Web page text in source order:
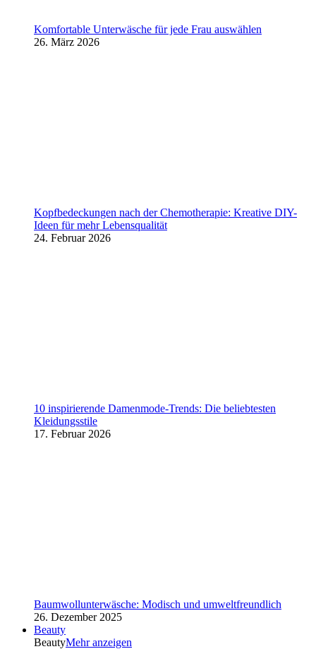
Komfortable Unterwäsche für jede Frau auswählen
26. März 2026
Kopfbedeckungen nach der Chemotherapie: Kreative DIY-
Ideen für mehr Lebensqualität
24. Februar 2026
10 inspirierende Damenmode-Trends: Die beliebtesten
Kleidungsstile
17. Februar 2026
Baumwollunterwäsche: Modisch und umweltfreundlich
26. Dezember 2025
Beauty
BeautyMehr anzeigen